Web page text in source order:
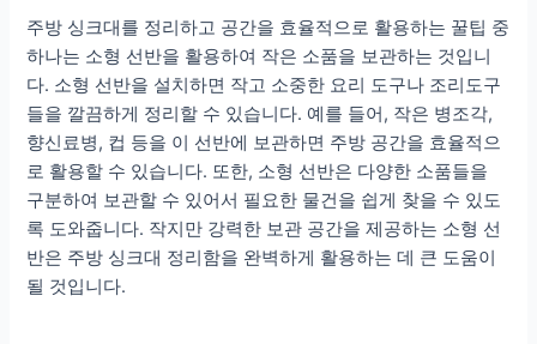
주방 싱크대를 정리하고 공간을 효율적으로 활용하는 꿀팁 중
하나는 소형 선반을 활용하여 작은 소품을 보관하는 것입니
다. 소형 선반을 설치하면 작고 소중한 요리 도구나 조리도구
들을 깔끔하게 정리할 수 있습니다. 예를 들어, 작은 병조각,
향신료병, 컵 등을 이 선반에 보관하면 주방 공간을 효율적으
로 활용할 수 있습니다. 또한, 소형 선반은 다양한 소품들을
구분하여 보관할 수 있어서 필요한 물건을 쉽게 찾을 수 있도
록 도와줍니다. 작지만 강력한 보관 공간을 제공하는 소형 선
반은 주방 싱크대 정리함을 완벽하게 활용하는 데 큰 도움이
될 것입니다.